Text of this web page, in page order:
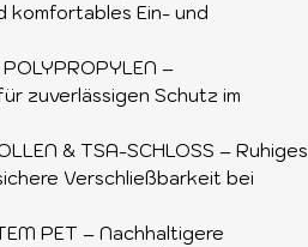
komfortables Ein- und
–
zuverlässigen Schutz im
& TSA-SCHLOSS – Ruhiges
Verschließbarkeit bei
PET – Nachhaltigere